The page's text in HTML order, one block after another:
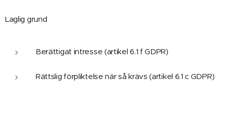
Laglig grund
Berättigat intresse (artikel 6.1 f GDPR)
Rättslig förpliktelse när så krävs (artikel 6.1 c GDPR)